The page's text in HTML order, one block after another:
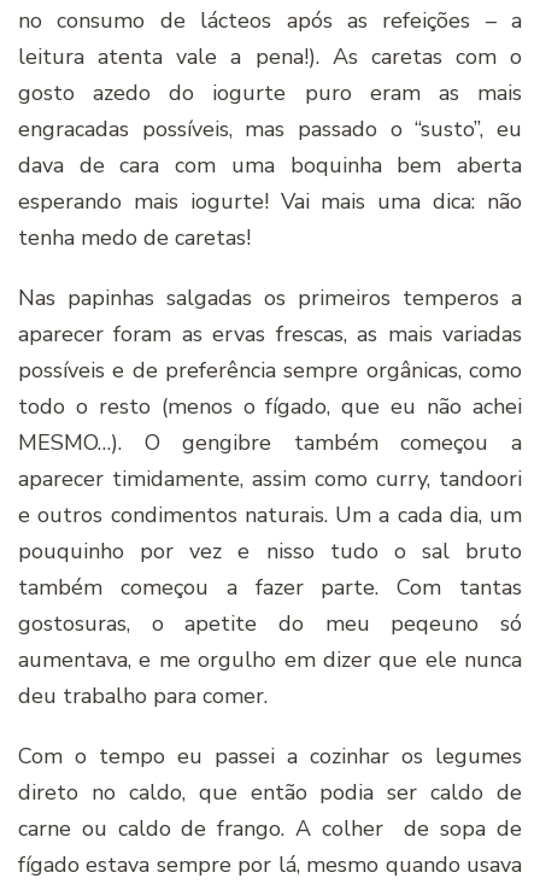
no consumo de lácteos após as refeições – a
leitura atenta vale a pena!). As caretas com o
gosto azedo do iogurte puro eram as mais
engracadas possíveis, mas passado o “susto”, eu
dava de cara com uma boquinha bem aberta
esperando mais iogurte! Vai mais uma dica: não
tenha medo de caretas!
Nas papinhas salgadas os primeiros temperos a
aparecer foram as ervas frescas, as mais variadas
possíveis e de preferência sempre orgânicas, como
todo o resto (menos o fígado, que eu não achei
MESMO…). O gengibre também começou a
aparecer timidamente, assim como curry, tandoori
e outros condimentos naturais. Um a cada dia, um
pouquinho por vez e nisso tudo o sal bruto
também começou a fazer parte. Com tantas
gostosuras, o apetite do meu peqeuno só
aumentava, e me orgulho em dizer que ele nunca
deu trabalho para comer.
Com o tempo eu passei a cozinhar os legumes
direto no caldo, que então podia ser caldo de
carne ou caldo de frango. A colher de sopa de
fígado estava sempre por lá, mesmo quando usava